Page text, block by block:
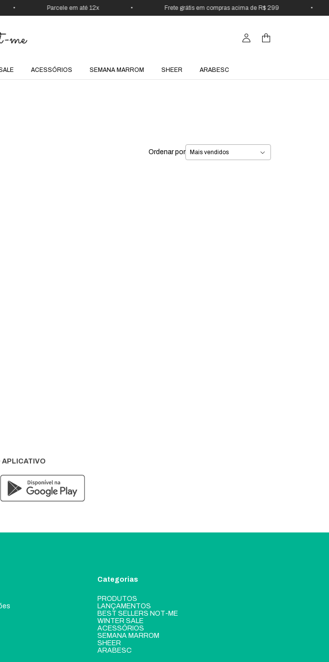
Parcele em até 12x Frete grátis em compras acima de R$ 299
ACESSÓRIOS SEMANA MARROM SHEER ARABESC
Ordenar por
APLICATIVO
Categorias
PRODUTOS
LANÇAMENTOS
BEST SELLERS NOT-ME
WINTER SALE
ACESSÓRIOS
SEMANA MARROM
SHEER
ARABESC